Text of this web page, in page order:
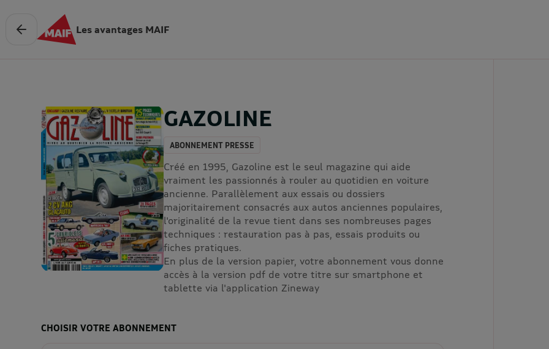
Les avantages MAIF
GAZOLINE
ABONNEMENT PRESSE
Créé en 1995, Gazoline est le seul magazine qui aide
vraiment les passionnés à rouler au quotidien en voiture
ancienne. Parallèlement aux essais ou dossiers
majoritairement consacrés aux autos anciennes populaires,
l'originalité de la revue tient dans ses nombreuses pages
techniques : restauration pas à pas, essais produits ou
fiches pratiques.
En plus de la version papier, votre abonnement vous donne
accès à la version pdf de votre titre sur smartphone et
tablette via l'application Zineway
CHOISIR VOTRE ABONNEMENT